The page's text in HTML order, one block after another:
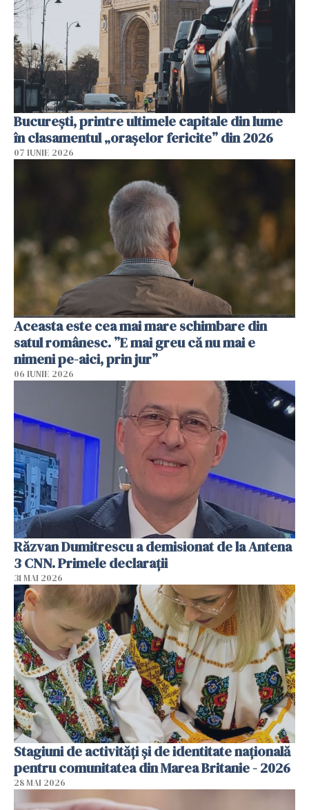
București, printre ultimele capitale din lume
în clasamentul „orașelor fericite” din 2026
07 IUNIE 2026
Aceasta este cea mai mare schimbare din
satul românesc. ”E mai greu că nu mai e
nimeni pe-aici, prin jur”
06 IUNIE 2026
Răzvan Dumitrescu a demisionat de la Antena
3 CNN. Primele declarații
31 MAI 2026
Stagiuni de activități și de identitate națională
pentru comunitatea din Marea Britanie - 2026
28 MAI 2026